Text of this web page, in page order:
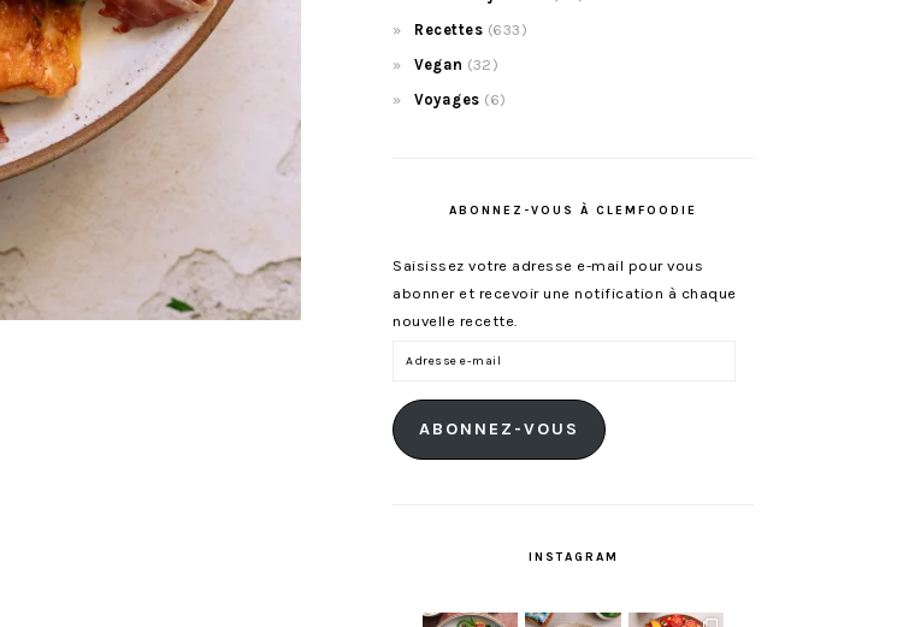
Recettes (633)
Vegan (32)
Voyages (6)
ABONNEZ-VOUS À CLEMFOODIE
Saisissez votre adresse e-mail pour vous
abonner et recevoir une notification à chaque
nouvelle recette.
Adresse
mail
ABONNEZ-VOUS
INSTAGRAM